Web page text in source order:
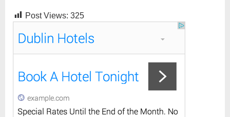
Post Views: 325